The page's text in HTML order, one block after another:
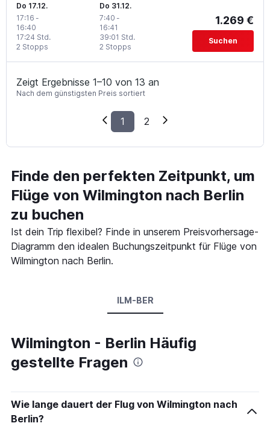
Do 17.12.
17:16 -
16:40
2 Stopps
17:24 Std.
Do 31.12.
7:40 -
16:41
2 Stopps
39:01 Std.
1.269 €
Suchen
Zeigt Ergebnisse 1–10 von 13 an
Nach dem günstigsten Preis sortiert
1 2
Finde den perfekten Zeitpunkt, um
Flüge von Wilmington nach Berlin
zu buchen
Ist dein Trip flexibel? Finde in unserem Preisvorhersage-
Diagramm den idealen Buchungszeitpunkt für Flüge von
Wilmington nach Berlin.
ILM-BER
Wilmington - Berlin Häufig
gestellte Fragen
Wie lange dauert der Flug von Wilmington nach
Berlin?